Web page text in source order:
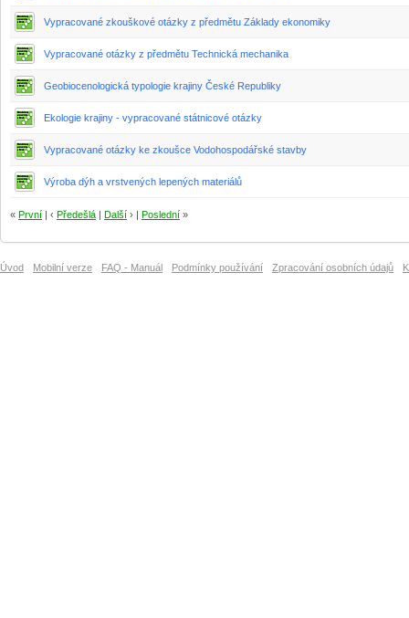
Vypracované zkouškové otázky z předmětu Základy ekonomiky
Vypracované otázky z předmětu Technická mechanika
Geobiocenologická typologie krajiny České Republiky
Ekologie krajiny - vypracované státnicové otázky
Vypracované otázky ke zkoušce Vodohospodářské stavby
Výroba dýh a vrstvených lepených materiálů
« První | ‹ Předešlá Další › | Poslední »
Úvod Mobilní verze FAQ - Manuál Podmínky používání Zpracování osobních údajů